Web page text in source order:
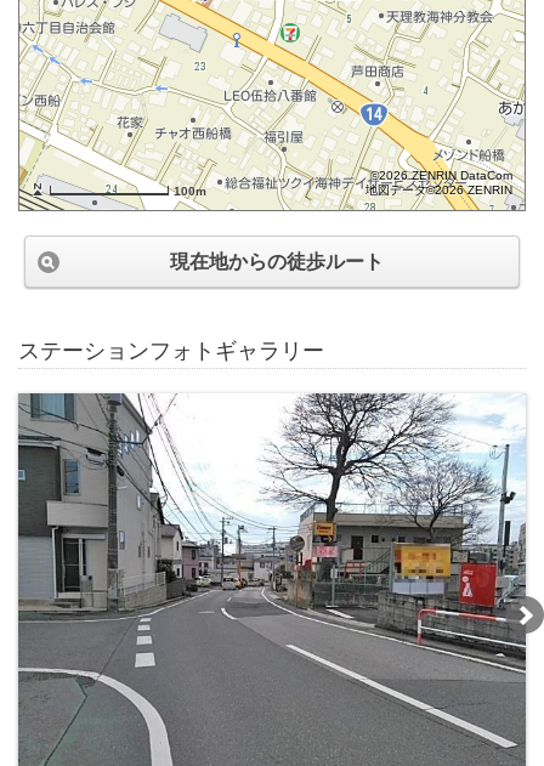
100m
©2026 ZENRIN DataCom
地図データ©2026 ZENRIN
現在地からの徒歩ルート
ステーションフォトギャラリー